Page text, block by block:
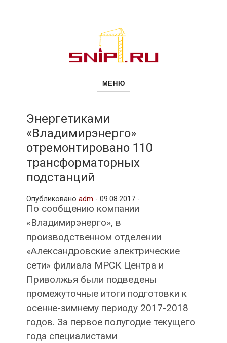
Новости
и
МЕНЮ
Энергетиками
«Владимирэнерго»
отремонтировано 110
трансформаторных
подстанций
Опубликовано adm - 09.08.2017 -
По сообщению компании
«Владимирэнерго», в
производственном отделении
«Александровские электрические
сети» филиала МРСК Центра и
Приволжья были подведены
промежуточные итоги подготовки к
осенне-зимнему периоду 2017-2018
годов. За первое полугодие текущего
года специалистами